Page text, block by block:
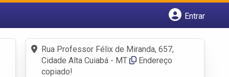
Entrar
Fazer login
Criar conta
Rua Professor Félix de Miranda, 657,
Cidade Alta Cuiabá - MT
Endereço
copiado!